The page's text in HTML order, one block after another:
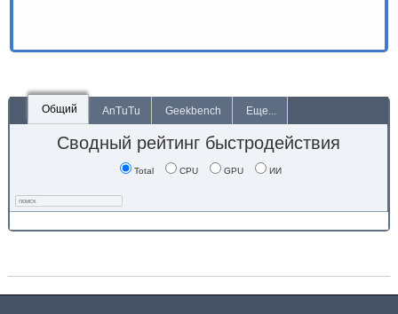
Общий AnTuTu Geekbench Еще...
Сводный рейтинг быстродействия
Total CPU GPU ИИ